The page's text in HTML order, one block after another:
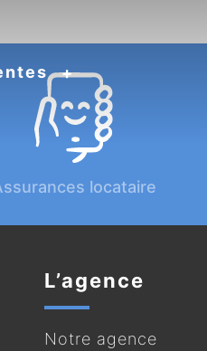
locataire
L’agence
Notre agence